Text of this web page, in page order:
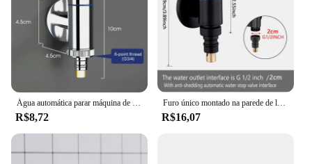
Água automática parar máquina de lavar, água dupla saída, válvula de ângulo de abertura rápida, g1/2, g3/4, acessórios do banheiro
R$8,72
Furo único montado na parede de latão 360 ° Girar pia do banheiro varanda esfregão piscina torneira g1/2 g3/4 máquina de lavar torneira válvula angular
R$16,07